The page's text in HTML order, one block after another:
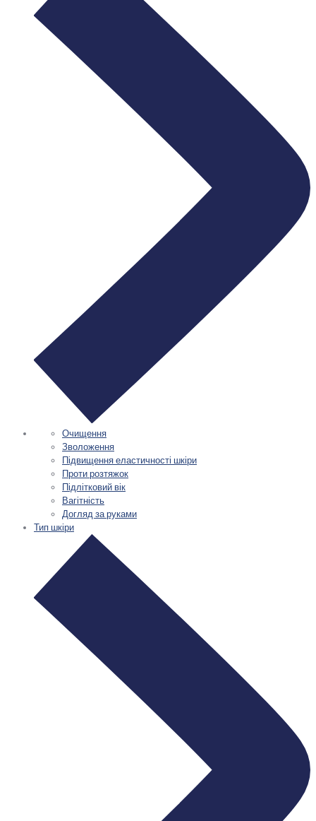
Очищення
Зволоження
Підвищення еластичності шкіри
Проти розтяжок
Підлітковий вік
Вагітність
Догляд за руками
Тип шкіри